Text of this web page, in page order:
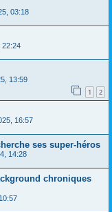
03:18
22:24
13:59
1 2
16:57
ses super-héros
14:28
chroniques